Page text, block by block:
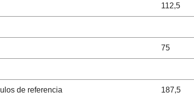
112,5
75
de referencia 187,5